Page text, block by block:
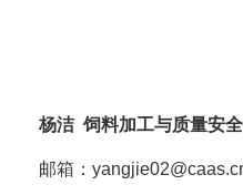
杨洁 饲料加工与质量安
邮箱：